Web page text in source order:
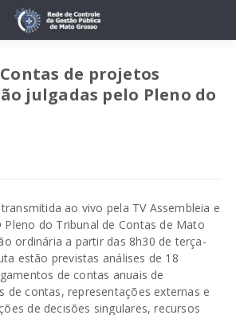
de projetos
julgadas pelo Pleno do
ao vivo pela TV Assembleia e
Pleno do Tribunal de Contas de Mato
ordinária a partir das 8h30 de terça-
estão previstas análises de 18
de contas anuais de
de contas, representações externas e
de decisões singulares, recursos